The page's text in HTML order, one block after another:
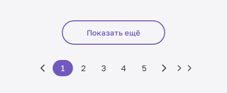
Показать ещё
1 2 3 4 5